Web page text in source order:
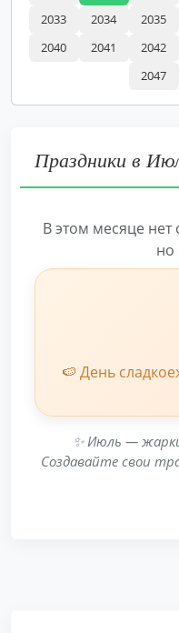
2033
2034 2035
2040
2041 2042
2047
Праздники в
В этом месяце
но
🍉 День
✨ Июль —
Создавайте свои